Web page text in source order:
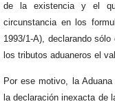
de la existencia y el
circunstancia en los
1993/1-A), declarando
los tributos aduaneros el
Por ese motivo, la
la declaración inexacta de